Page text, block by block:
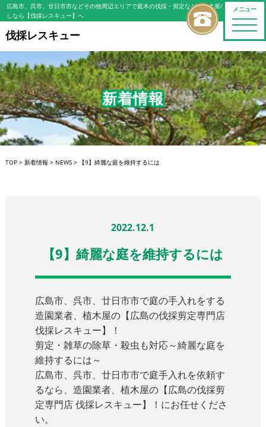
メニュー
toggle
広島市、呉市、廿日市市などその他周辺エリアで庭木の伐採・剪定などの植木屋/造園屋をお探
しなら【伐採レスキュー】へ
伐採レスキュー
新着情報
TOP> 新着情報 > NEWS> 【9】綺麗な庭を維持するには
2022.12.1
【9】綺麗な庭を維持するには
広島市、呉市、廿日市市で庭の手入れをする
造園業者、植木屋の【広島の伐採剪定専門店
伐採レスキュー】！
剪定・雑草の除草・殺虫も対応～綺麗な庭を
維持するには～
広島市、呉市、廿日市市で庭手入れを依頼す
るなら、造園業者、植木屋の【広島の伐採剪
定専門店 伐採レスキュー】！にお任せくださ
い。